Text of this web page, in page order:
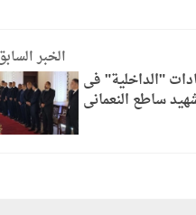
الخبر
"الداخلية" فى
ساطع النعمانى